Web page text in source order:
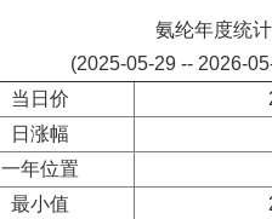
氨纶年度统计
(2025-05-29 -- 2026-
当日价
日涨幅
一年位置
最小值